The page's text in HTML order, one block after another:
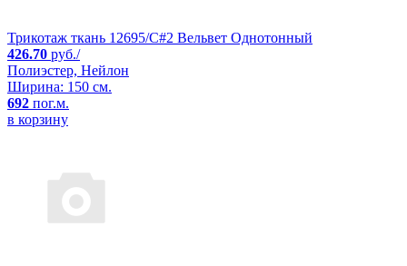
Трикотаж ткань 12695/C#2 Вельвет Однотонный
426.70 руб./
Полиэстер, Нейлон
Ширина: 150 см.
692 пог.м.
в корзину